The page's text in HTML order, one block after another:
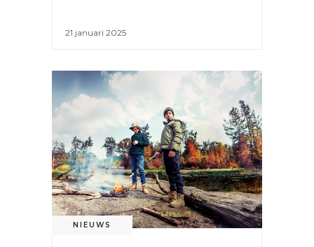
21 januari 2025
NIEUWS